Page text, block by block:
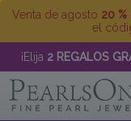
Venta de agosto 20 %
el
¡Elija 2 REGALOS